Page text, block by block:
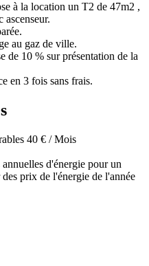
à la location un T2 de 47m2 ,
ascenseur.
au gaz de ville.
de 10 % sur présentation de la
en 3 fois sans frais.
40 € / Mois
d'énergie pour un
prix de l'énergie de l'année